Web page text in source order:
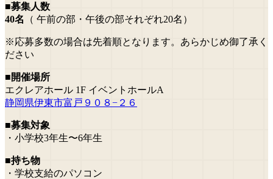
■募集人数
40名
（ 午前の部・午後の部それぞれ20名）
※応募多数の場合は先着順となります。あらかじめ御了承く
ださい
■開催場所
エクレアホール 1F イベントホールA
静岡県伊東市富戸９０８−２６
■募集対象
・小学校3年生〜6年生
■持ち物
・学校支給のパソコン